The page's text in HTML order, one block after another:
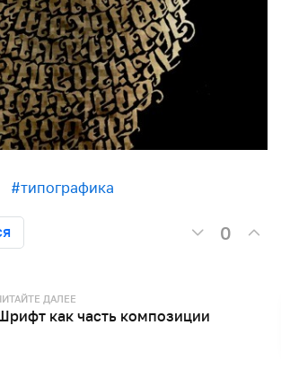
#типографика
0
ДАЛЕЕ
как часть композиции